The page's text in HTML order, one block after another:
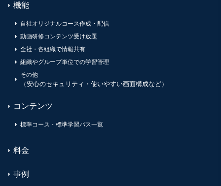
機能
自社オリジナルコース作成・配信
動画研修コンテンツ受け放題
全社・各組織で情報共有
組織やグループ単位での学習管理
その他
（安心のセキュリティ・使いやすい画面構成など）
コンテンツ
標準コース・標準学習パス一覧
料金
事例